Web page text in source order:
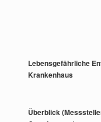
Lebensgefährliche
Krankenhaus
Überblick